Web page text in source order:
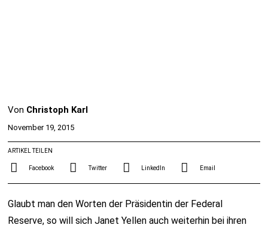
Von Christoph Karl
November 19, 2015
ARTIKEL TEILEN
Facebook Twitter LinkedIn Email
Glaubt man den Worten der Präsidentin der Federal
Reserve, so will sich Janet Yellen auch weiterhin bei ihren